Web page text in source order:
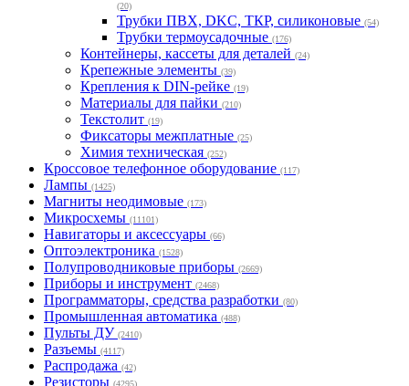
(20)
Трубки ПВХ, DKC, ТКР, силиконовые (54)
Трубки термоусадочные (176)
Контейнеры, кассеты для деталей (24)
Крепежные элементы (39)
Крепления к DIN-рейке (19)
Материалы для пайки (210)
Текстолит (19)
Фиксаторы межплатные (25)
Химия техническая (252)
Кроссовое телефонное оборудование (117)
Лампы (1425)
Магниты неодимовые (173)
Микросхемы (11101)
Навигаторы и аксессуары (66)
Оптоэлектроника (1528)
Полупроводниковые приборы (2669)
Приборы и инструмент (2468)
Программаторы, средства разработки (80)
Промышленная автоматика (488)
Пульты ДУ (2410)
Разъемы (4117)
Распродажа (42)
Резисторы (4295)